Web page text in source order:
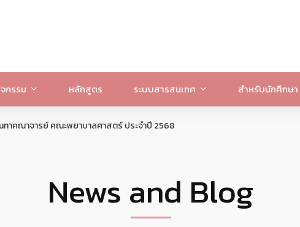
กรรม หลักสูตร ระบบสารสนเทศ สำหรับนักศึกษา
ทาคณาจารย์ คณะพยาบาลศาสตร์ ประจำปี 2568
News and Blog